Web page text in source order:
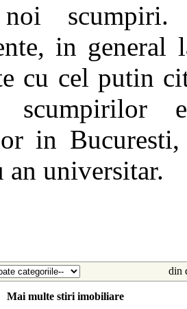
noi
in general
cu cel putin
scumpirilor
in
an universitar.
din
Mai multe stiri imobiliare